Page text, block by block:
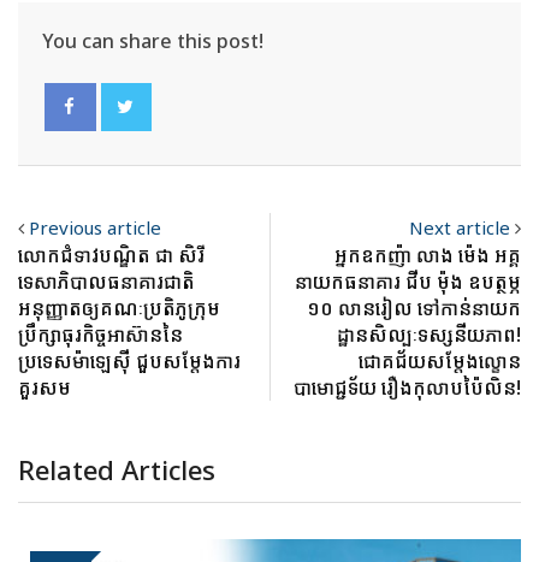
You can share this post!
Previous article
លោកជំទាវបណ្ឌិត ជា សិរី
ទេសាភិបាលធនាគារជាតិ
អនុញ្ញាតឲ្យគណៈប្រតិភូក្រុម
ប្រឹក្សាធុរកិច្ចអាស៊ាននៃ
ប្រទេសម៉ាឡេស៊ី ជួបសម្តែងការ
គួរសម
Next article
អ្នកឧកញ៉ា លាង ម៉េង អគ្គ
នាយកធនាគារ ជីប ម៉ុង ឧបត្ថម្ភ
១០ លានរៀល ទៅកាន់នាយក
ដ្ឋានសិល្បៈទស្សនីយភាព!
ជោគជ័យសម្តែងល្ខោន
បាមោជ្ជទ័យ រឿងកុលាបប៉ៃលិន!
Related Articles